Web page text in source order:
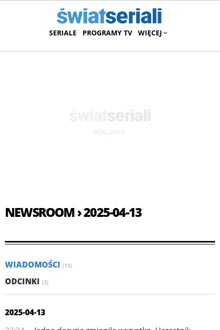
SERIALE PROGRAMY TV WIĘCEJ
NEWSROOM › 2025-04-13
WIADOMOŚCI (13)
ODCINKI (2)
2025-04-13